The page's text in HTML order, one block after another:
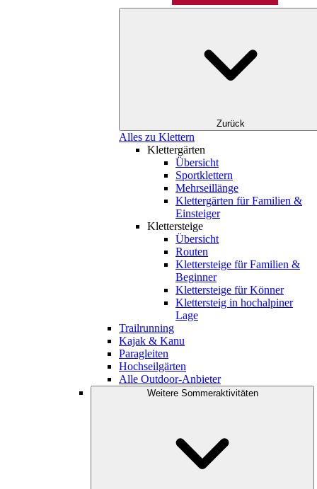
Zurück
Alles zu Klettern
Klettergärten
Übersicht
Sportklettern
Mehrseillänge
Klettergärten für Familien &
Einsteiger
Klettersteige
Übersicht
Routen
Klettersteige für Familien &
Beginner
Klettersteige für Könner
Klettersteig in hochalpiner
Lage
Trailrunning
Kajak & Kanu
Paragleiten
Hochseilgärten
Alle Outdoor-Anbieter
Weitere Sommeraktivitäten